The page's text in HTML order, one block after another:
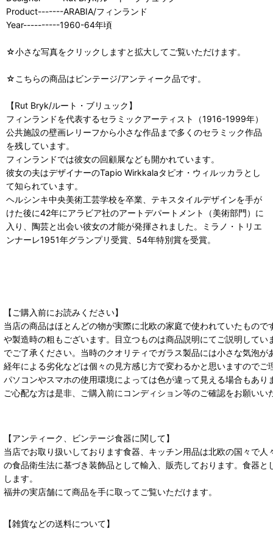
Product-------ARABIA/フィンランド
Year----------1960-64年頃
☆小さな写真をクリックしますと拡大してご覧いただけます。
☆こちらの商品はビンテージ/アンティーク品です。
【Rut Bryk/ルート・ブリュック】
フィンランドを代表するセラミックアーティスト（1916-1999年）
公共施設の壁画レリーフから小さな作品まで多くのセラミック作品
を残しています。
フィンランドでは彼女の回顧展なども開かれています。
彼女の夫はデザイナーのTapio Wirkkalaタピオ・ウィルッカラとし
て知られています。
ヘルシンキ中央美術工芸学校を卒業、テキスタイルデザインを手が
けた後に42年にアラビア社のアートデパートメント（美術部門）に
入り、陶芸と出会い彼女の才能が発揮されました。ミラノ・トリエ
ンナーレ1951年グランプリ受賞、54年特別賞を受賞。
【ご購入前にお読みください】
当店の商品はほとんどの物が実際に北欧の家庭で使われていたもの
や製造時の粗もございます。目立つものは商品説明にてご説明して
でご了承ください。当時のクオリティでガラス製品には小さな気泡が
経年による劣化などは個々の見方感じ方で変わるかと思いますのでご
パソコンやスマホの使用環境によっては色が違って見える場合もあ
ご心配な方は是非、ご購入前にコンディション等のご確認をお願い
【アンティーク、ビンテージ食器に関して】
当店でお取り扱いしております食器、キッチン用品は北欧の国々で
の食品衛生法に基づき装飾品として輸入、販売しております。食器
します。
福井の実店舗にて商品を手に取ってご覧いただけます。
【雑貨などの送料について】